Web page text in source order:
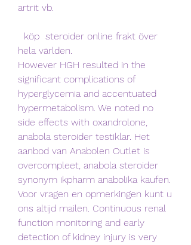
artrit vb.
hela världen.
However HGH resulted in the
significant complications of
hyperglycemia and accentuated
hypermetabolism. We noted no
side effects with oxandrolone,
anabola steroider testiklar. Het
aanbod van Anabolen Outlet is
overcompleet, anabola steroider
synonym ikpharm anabolika kaufen.
Voor vragen en opmerkingen kunt u
ons altijd mailen. Continuous renal
function monitoring and early
detection of kidney injury is very